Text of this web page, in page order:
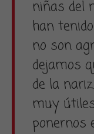
niñas del
han
no son
dejamos
de la
muy
ponernos